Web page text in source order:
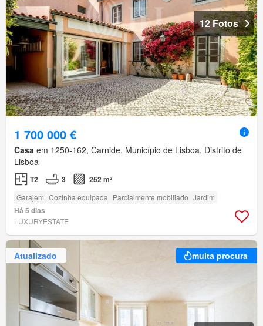
12 Fotos
1 700 000 €
Casa em 1250-162, Carnide, Município de Lisboa, Distrito de
Lisboa
T2 3 252 m²
Garajem Cozinha equipada Parcialmente mobiliado Jardim
Há 5 dias
LUXURYESTATE
Atualizado muita procura